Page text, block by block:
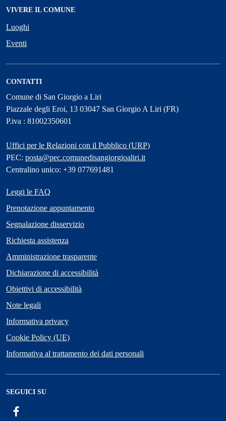
VIVERE IL COMUNE
Luoghi
Eventi
CONTATTI
Comune di San Giorgio a Liri
Piazzale degli Eroi, 13 03047 San Giorgio A Liri (FR)
P.iva : 81002350601
Uffici per le Relazioni con il Pubblico (URP)
PEC: posta@pec.comunedisangiorgioaliri.it
Centralino unico: +39 077691481
Leggi le FAQ
Prenotazione appuntamento
Segnalazione disservizio
Richiesta assistenza
Amministrazione trasparente
Dichiarazione di accessibilità
Obiettivi di accessibilità
Note legali
Informativa privacy
Cookie Policy (UE)
Informativa al trattamento dei dati personali
SEGUICI SU